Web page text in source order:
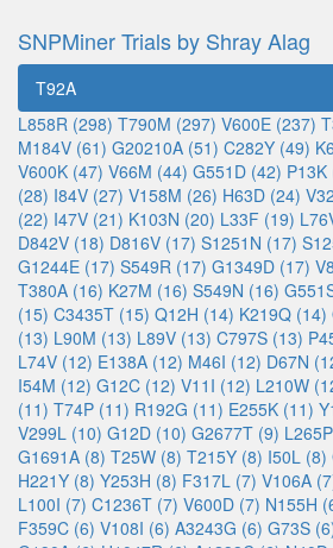
SNPMiner Trials by Shray Alag
T92A
L858R (298) T790M (297) V600E (237)
M184V (61) G20210A (51) C282Y (49)
V600K (47) V66M (44) G551D (42) P13K
(28) I84V (27) V158M (26) H63D (24)
(22) I47V (21) K103N (20) L33F (19)
D842V (18) D816V (17) S1251N (17)
G1244E (17) S549R (17) G1349D (17)
T380A (16) K27M (16) S549N (16)
(15) C3435T (15) Q12H (14) K219Q (14)
(13) L90M (13) L89V (13) C797S (13)
L74V (12) E138A (12) M46I (12) D67N
I54M (12) G12C (12) V11I (12) L210W
(11) T74P (11) R192G (11) E255K (11)
V299L (10) G12D (10) G2677T (9)
G1691A (8) T25W (8) T215Y (8) I50L (8)
H221Y (8) Y253H (8) F317L (7) V106A
L100I (7) C1236T (7) V600D (7) N155H
F359C (6) V108I (6) A3243G (6) G73S